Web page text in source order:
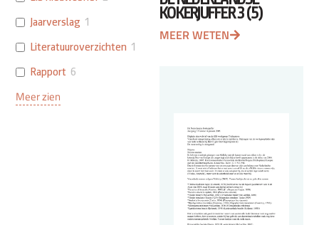
Jaarverslag 1
Literatuuroverzichten 1
Rapport 6
Meer zien
KOKERJUFFER 3 (5)
MEER WETEN